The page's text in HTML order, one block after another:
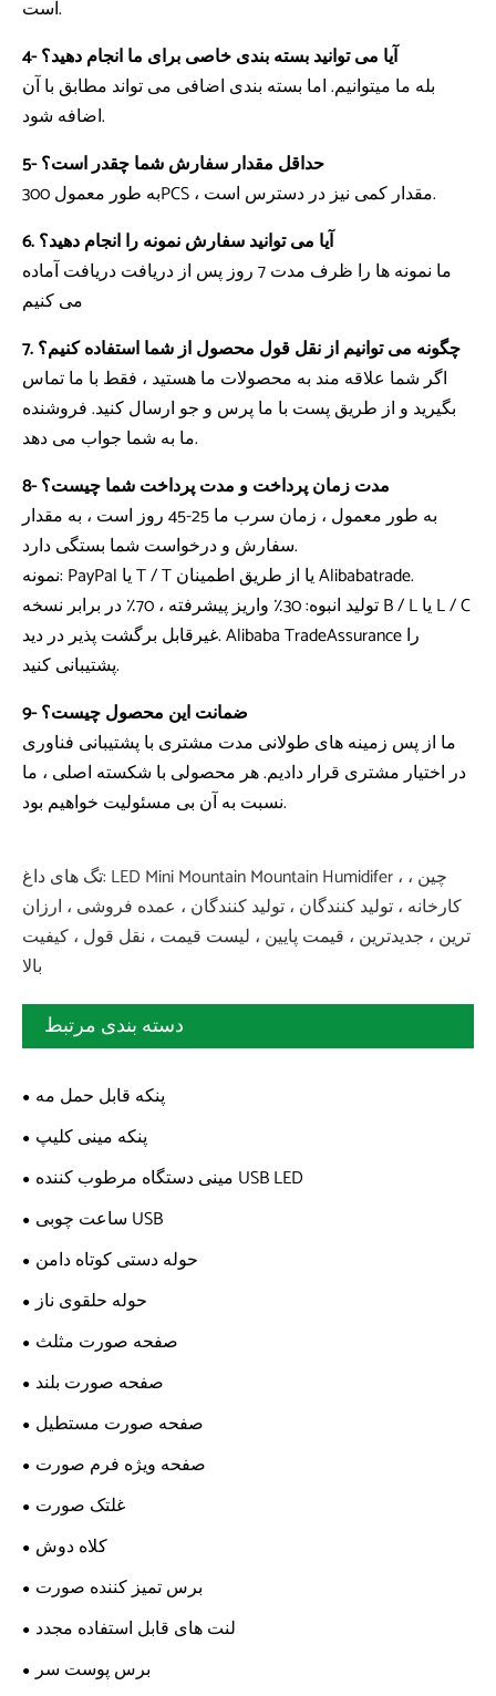
است.
4- آیا می توانید بسته بندی خاصی برای ما انجام دهید؟
بله ما میتوانیم. اما بسته بندی اضافی می تواند مطابق با آن
اضافه شود.
5- حداقل مقدار سفارش شما چقدر است؟
به طور معمول 300PCS ، مقدار کمی نیز در دسترس است.
6. آیا می توانید سفارش نمونه را انجام دهید؟
ما نمونه ها را ظرف مدت 7 روز پس از دریافت دریافت آماده
می کنیم
7. چگونه می توانیم از نقل قول محصول از شما استفاده کنیم؟
اگر شما علاقه مند به محصولات ما هستید ، فقط با ما تماس
بگیرید و از طریق پست با ما پرس و جو ارسال کنید. فروشنده
ما به شما جواب می دهد.
8- مدت زمان پرداخت و مدت پرداخت شما چیست؟
به طور معمول ، زمان سرب ما 25-45 روز است ، به مقدار
سفارش و درخواست شما بستگی دارد.
نمونه: PayPal یا T / T یا از طریق اطمینان Alibabatrade.
تولید انبوه: 30٪ واریز پیشرفته ، 70٪ در برابر نسخه B / L یا L / C
غیرقابل برگشت پذیر در دید. Alibaba TradeAssurance را
پشتیبانی کنید.
9- ضمانت این محصول چیست؟
ما از پس زمینه های طولانی مدت مشتری با پشتیبانی فناوری
در اختیار مشتری قرار دادیم. هر محصولی با شکسته اصلی ، ما
نسبت به آن بی مسئولیت خواهیم بود.
تگ های داغ: LED Mini Mountain Mountain Humidifer ، چین ،
کارخانه ، تولید کنندگان ، تولید کنندگان ، عمده فروشی ، ارزان
ترین ، جدیدترین ، قیمت پایین ، لیست قیمت ، نقل قول ، کیفیت
بالا
دسته بندی مرتبط
پنکه قابل حمل مه
پنکه مینی کلیپ
مینی دستگاه مرطوب کننده USB LED
ساعت چوبی USB
حوله دستی کوتاه دامن
حوله حلقوی ناز
صفحه صورت مثلث
صفحه صورت بلند
صفحه صورت مستطیل
صفحه ویژه فرم صورت
غلتک صورت
کلاه دوش
برس تمیز کننده صورت
لنت های قابل استفاده مجدد
برس پوست سر